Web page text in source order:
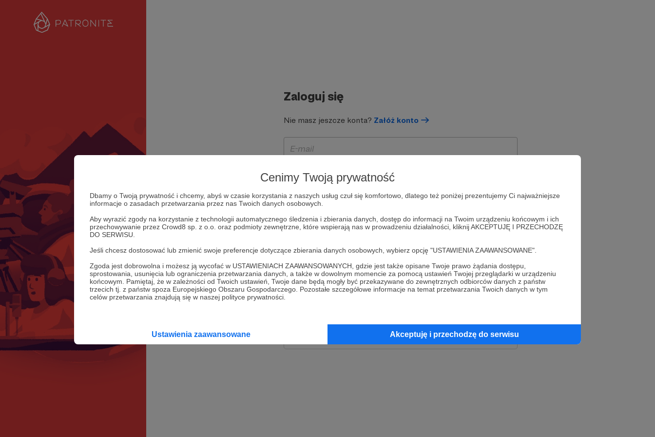
Cenimy Twoją prywatność
Dbamy o Twoją prywatność i chcemy, abyś w czasie korzystania z naszych usług czuł się komfortowo, dlatego też poniżej prezentujemy Ci najważniejsze
informacje o zasadach przetwarzania przez nas Twoich danych osobowych.
Aby wyrazić zgody na korzystanie z technologii automatycznego śledzenia i zbierania danych, dostęp do informacji na Twoim urządzeniu końcowym i ich
przechowywanie przez Crowd8 sp. z o.o. oraz podmioty zewnętrzne, które wspierają nas w prowadzeniu działalności, kliknij AKCEPTUJĘ I PRZECHODZĘ
DO SERWISU.
Jeśli chcesz dostosować lub zmienić swoje preferencje dotyczące zbierania danych osobowych, wybierz opcję "USTAWIENIA ZAAWANSOWANE".
Zgoda jest dobrowolna i możesz ją wycofać w USTAWIENIACH ZAAWANSOWANYCH, gdzie jest także opisane Twoje prawo żądania dostępu,
sprostowania, usunięcia lub ograniczenia przetwarzania danych, a także w dowolnym momencie za pomocą ustawień Twojej przeglądarki w urządzeniu
końcowym. Pamiętaj, że w zależności od Twoich ustawień, Twoje dane będą mogły być przekazywane do zewnętrznych odbiorców danych z państw
trzecich tj. z państw spoza Europejskiego Obszaru Gospodarczego. Pozostałe szczegółowe informacje na temat przetwarzania Twoich danych w tym
celów przetwarzania znajdują się w naszej polityce prywatności.
Ustawienia zaawansowane Akceptuję i przechodzę do serwisu
Zaloguj się
Nie masz jeszcze konta? Załóż konto
Zapamiętaj mnie
lub
Kontynuuj z Apple